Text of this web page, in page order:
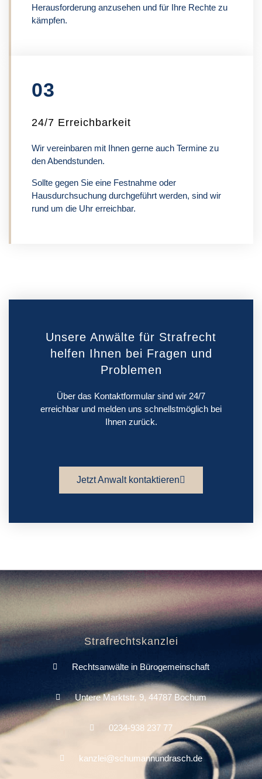
Herausforderung anzusehen und für Ihre Rechte zu
kämpfen.
03
24/7 Erreichbarkeit
Wir vereinbaren mit Ihnen gerne auch Termine zu
den Abendstunden.
Sollte gegen Sie eine Festnahme oder
Hausdurchsuchung durchgeführt werden, sind wir
rund um die Uhr erreichbar.
Unsere Anwälte für Strafrecht
helfen Ihnen bei Fragen und
Problemen
Über das Kontaktformular sind wir 24/7
erreichbar und melden uns schnellstmöglich bei
Ihnen zurück.
Jetzt Anwalt kontaktieren
Strafrechtskanzlei
Rechtsanwälte in Bürogemeinschaft
Untere Marktstr. 9, 44787 Bochum
0234-938 237 77
kanzlei@schumannundrasch.de